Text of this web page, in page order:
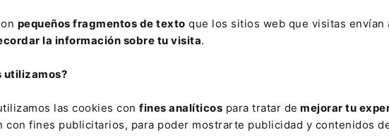
pequeños fragmentos de texto que los sitios web que visitas envían
la información sobre tu visita.
utilizamos?
las cookies con fines analíticos para tratar de mejorar tu
con fines publicitarios, para poder mostrarte publicidad y contenidos
Autónomas por lo que deberían, en su caso, dirigirse a ellos.
IA generativa en la administración pública. Herramientas,
sesiones webinar)